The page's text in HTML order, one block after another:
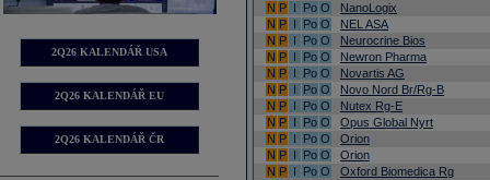
2Q26 KALENDÁŘ USA
2Q26 KALENDÁŘ EU
2Q26 KALENDÁŘ ČR
N P I Po O
NanoLogix
N P I Po O
NEL ASA
N P I Po O
Neurocrine Bios
N P I Po O
Newron Pharma
N P I Po O
Novartis AG
N P I Po O
Novo Nord Br/Rg-B
N P I Po O
Nutex Rg-E
N P I Po O
Opus Global Nyrt
N P I Po O
Orion
N P I Po O
Orion
N P I Po O
Oxford Biomedica Rg